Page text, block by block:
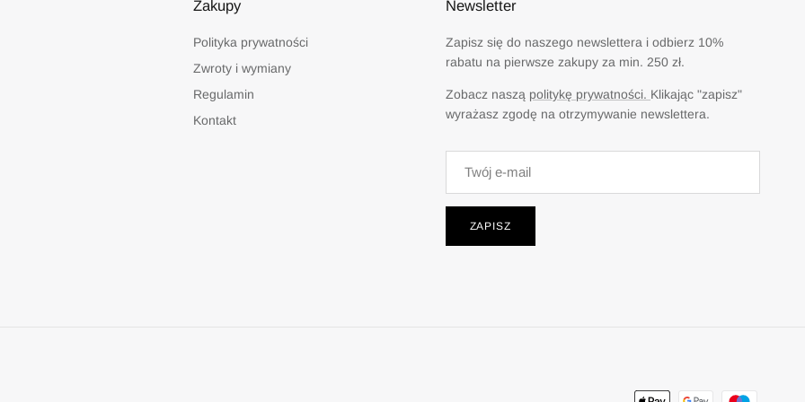
Zakupy
Polityka prywatności
Zwroty i wymiany
Regulamin
Kontakt
Newsletter
Zapisz się do naszego newslettera i odbierz 10%
rabatu na pierwsze zakupy za min. 250 zł.
Zobacz naszą politykę prywatności. Klikając "zapisz"
wyrażasz zgodę na otrzymywanie newslettera.
ZAPISZ